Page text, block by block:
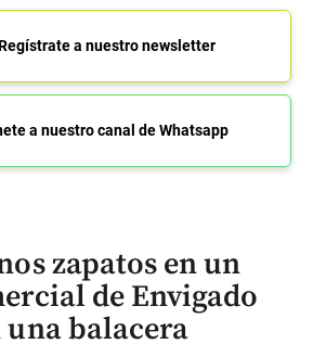
a nuestro newsletter
a nuestro canal de Whatsapp
zapatos en un
de Envigado
balacera